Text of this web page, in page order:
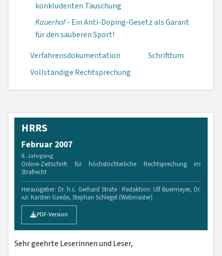
konkludenten Täuschung
Kauerhof- Ein An­ti-Doping-Gesetz als Garant
für den sauberen Sport!
Verfahrensdokumen­tation
Schrifttum
Vollständige Rechtsprechung
HRRS
Februar 2007
8. Jahrgang
Online-Zeitschrift für höchstrichterliche Rechtsprechung im
Strafrecht
Herausgeber: Dr. h.c. Gerhard Strate · Redaktion: Ulf Buermeyer, Dr.
iur. Karsten Gaede, Stephan Schlegel (Webmaster)
PDF-Version
Sehr geehrte Leserinnen und Leser,